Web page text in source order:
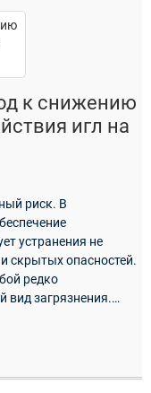
к снижению
игл на
риск. В
устранения не
скрытых опасностей.
редко
вид загрязнения.